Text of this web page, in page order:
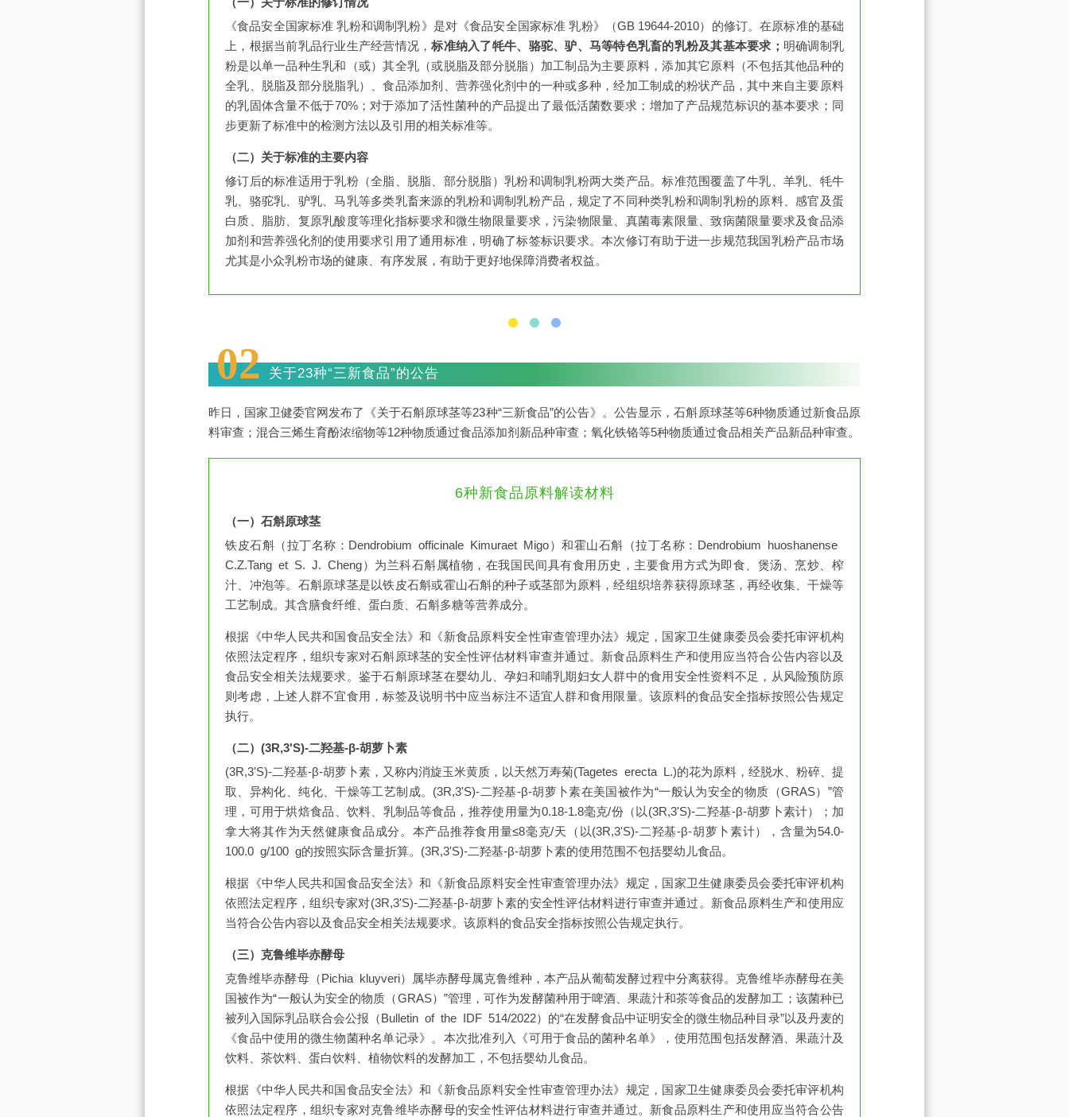
《食品安全国家标准 乳粉和调制乳粉》是对《食品安全国家标准 乳粉》（GB 19644-2010）的修订。在原标准的基础
上，根据当前乳品行业生产经营情况，标准纳入了牦牛、骆驼、驴、马等特色乳畜的乳粉及其基本要求； 明确调制乳
粉是以单一品种生乳和（或）其全乳（或脱脂及部分脱脂）加工制品为主要原料，添加其它原料（不包括其他品种的
全乳、脱脂及部分脱脂乳）、食品添加剂、营养强化剂中的一种或多种，经加工制成的粉状产品，其中来自主要原料
的乳固体含量不低于70%；对于添加了活性菌种的产品提出了最低活菌数要求；增加了产品规范标识的基本要求；同
步更新了标准中的检测方法以及引用的相关标准等。
（二）关于标准的主要内容
修订后的标准适用于乳粉（全脂、脱脂、部分脱脂）乳粉和调制乳粉两大类产品。标准范围覆盖了牛乳、羊乳、牦牛
乳、骆驼乳、驴乳、马乳等多类乳畜来源的乳粉和调制乳粉产品，规定了不同种类乳粉和调制乳粉的原料、感官及蛋
白质、脂肪、复原乳酸度等理化指标要求和微生物限量要求，污染物限量、真菌毒素限量、致病菌限量要求及食品添
加剂和营养强化剂的使用要求引用了通用标准，明确了标签标识要求。本次修订有助于进一步规范我国乳粉产品市场
尤其是小众乳粉市场的健康、有序发展，有助于更好地保障消费者权益。
02 关于23种“三新食品”的公告
昨日，国家卫健委官网发布了《关于石斛原球茎等23种“三新食品”的公告》。公告显示，石斛原球茎等6种物质通过新食品原
料审查；混合三烯生育酚浓缩物等12种物质通过食品添加剂新品种审查；氧化铁铬等5种物质通过食品相关产品新品种审查。
6种新食品原料解读材料
（一）石斛原球茎
铁皮石斛（拉丁名称：Dendrobium officinale Kimuraet Migo）和霍山石斛（拉丁名称：Dendrobium huoshanense
C.Z.Tang et S. J. Cheng）为兰科石斛属植物，在我国民间具有食用历史，主要食用方式为即食、煲汤、烹炒、榨
汁、冲泡等。石斛原球茎是以铁皮石斛或霍山石斛的种子或茎部为原料，经组织培养获得原球茎，再经收集、干燥等
工艺制成。其含膳食纤维、蛋白质、石斛多糖等营养成分。
根据《中华人民共和国食品安全法》和《新食品原料安全性审查管理办法》规定，国家卫生健康委员会委托审评机构
依照法定程序，组织专家对石斛原球茎的安全性评估材料审查并通过。新食品原料生产和使用应当符合公告内容以及
食品安全相关法规要求。鉴于石斛原球茎在婴幼儿、孕妇和哺乳期妇女人群中的食用安全性资料不足，从风险预防原
则考虑，上述人群不宜食用，标签及说明书中应当标注不适宜人群和食用限量。该原料的食品安全指标按照公告规定
执行。
（二）(3R,3'S)-二羟基-β-胡萝卜素
(3R,3'S)-二羟基-β-胡萝卜素，又称内消旋玉米黄质，以天然万寿菊(Tagetes erecta L.)的花为原料，经脱水、粉碎、提
取、异构化、纯化、干燥等工艺制成。(3R,3'S)-二羟基-β-胡萝卜素在美国被作为“一般认为安全的物质（GRAS）”管
理，可用于烘焙食品、饮料、乳制品等食品，推荐使用量为0.18-1.8毫克/份（以(3R,3'S)-二羟基-β-胡萝卜素计）；加
拿大将其作为天然健康食品成分。本产品推荐食用量≤8毫克/天（以(3R,3'S)-二羟基-β-胡萝卜素计），含量为54.0-
100.0 g/100 g的按照实际含量折算。(3R,3'S)-二羟基-β-胡萝卜素的使用范围不包括婴幼儿食品。
根据《中华人民共和国食品安全法》和《新食品原料安全性审查管理办法》规定，国家卫生健康委员会委托审评机构
依照法定程序，组织专家对(3R,3'S)-二羟基-β-胡萝卜素的安全性评估材料进行审查并通过。新食品原料生产和使用应
当符合公告内容以及食品安全相关法规要求。该原料的食品安全指标按照公告规定执行。
（三）克鲁维毕赤酵母
克鲁维毕赤酵母（Pichia kluyveri）属毕赤酵母属克鲁维种，本产品从葡萄发酵过程中分离获得。克鲁维毕赤酵母在美
国被作为“一般认为安全的物质（GRAS）”管理，可作为发酵菌种用于啤酒、果蔬汁和茶等食品的发酵加工；该菌种已
被列入国际乳品联合会公报（Bulletin of the IDF 514/2022）的“在发酵食品中证明安全的微生物品种目录”以及丹麦的
《食品中使用的微生物菌种名单记录》。本次批准列入《可用于食品的菌种名单》，使用范围包括发酵酒、果蔬汁及
饮料、茶饮料、蛋白饮料、植物饮料的发酵加工，不包括婴幼儿食品。
根据《中华人民共和国食品安全法》和《新食品原料安全性审查管理办法》规定，国家卫生健康委员会委托审评机构
依照法定程序，组织专家对克鲁维毕赤酵母的安全性评估材料进行审查并通过。新食品原料生产和使用应当符合公告